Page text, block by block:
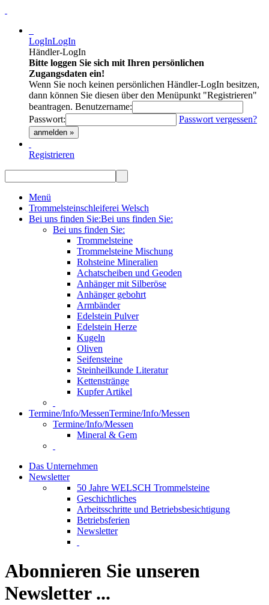
LogInLogIn
Händler-LogIn
Bitte loggen Sie sich mit Ihren persönlichen
Zugangsdaten ein!
Wenn Sie noch keinen persönlichen Händler-LogIn besitzen,
dann können Sie diesen über den Menüpunkt "Registrieren"
beantragen. Benutzername:
Passwort:
Passwort vergessen?
anmelden »
Registrieren
Menü
Trommelsteinschleiferei Welsch
Bei uns finden Sie:Bei uns finden Sie:
Bei uns finden Sie:
Trommelsteine
Trommelsteine Mischung
Rohsteine Mineralien
Achatscheiben und Geoden
Anhänger mit Silberöse
Anhänger gebohrt
Armbänder
Edelstein Pulver
Edelstein Herze
Kugeln
Oliven
Seifensteine
Steinheilkunde Literatur
Kettenstränge
Kupfer Artikel
Termine/Info/MessenTermine/Info/Messen
Termine/Info/Messen
Mineral & Gem
Das Unternehmen
Newsletter
50 Jahre WELSCH Trommelsteine
Geschichtliches
Arbeitsschritte und Betriebsbesichtigung
Betriebsferien
Newsletter
Abonnieren Sie unseren
Newsletter ...